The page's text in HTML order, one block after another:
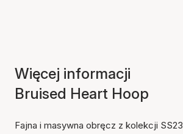
Więcej informacji
Bruised Heart Hoop
Fajna i masywna obręcz z kolekcji SS23